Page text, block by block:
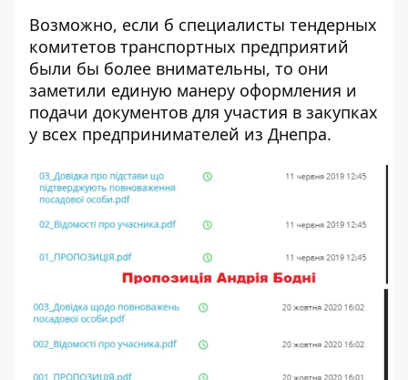
Возможно, если б специалисты тендерных
комитетов транспортных предприятий
были бы более внимательны, то они
заметили единую манеру оформления и
подачи документов для участия в закупках
у всех предпринимателей из Днепра.